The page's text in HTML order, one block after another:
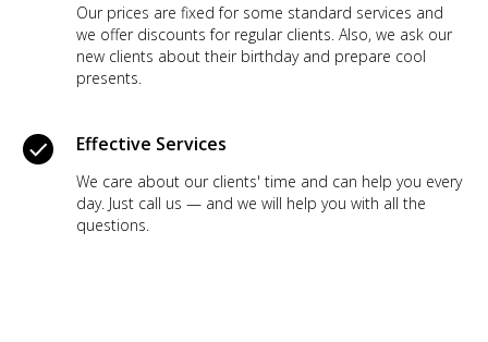
Our prices are fixed for some standard services and
we offer discounts for regular clients. Also, we ask our
new clients about their birthday and prepare cool
presents.
Effective Services
We care about our clients' time and can help you every
day. Just call us — and we will help you with all the
questions.